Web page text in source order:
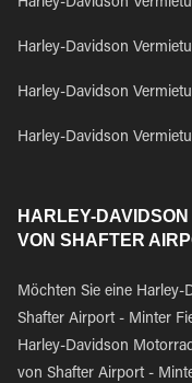
Harley-Davidson
Harley-Davidson
Harley-Davidson
Harley-Davidson
HARLEY-
VON SHAFTER
Möchten Sie eine
Shafter Airport - Minter
Harley-Davidson
von Shafter Airport -